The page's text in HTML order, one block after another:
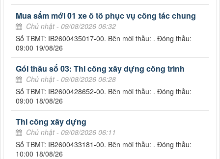
Mua sắm mới 01 xe ô tô phục vụ công tác chung
Chủ nhật - 09/08/2026 06:32
Số TBMT: IB2600435017-00. Bên mời thầu: . Đóng thầu:
09:00 19/08/26
Gói thầu số 03: Thi công xây dựng công trình
Chủ nhật - 09/08/2026 06:28
Số TBMT: IB2600428652-00. Bên mời thầu: . Đóng thầu:
09:00 18/08/26
Thi công xây dựng
Chủ nhật - 09/08/2026 06:11
Số TBMT: IB2600433181-00. Bên mời thầu: . Đóng thầu:
10:00 18/08/26